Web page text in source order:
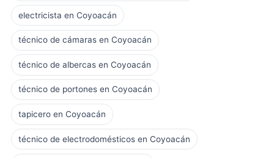
electricista en Coyoacán
técnico de cámaras en Coyoacán
técnico de albercas en Coyoacán
técnico de portones en Coyoacán
tapicero en Coyoacán
técnico de electrodomésticos en Coyoacán